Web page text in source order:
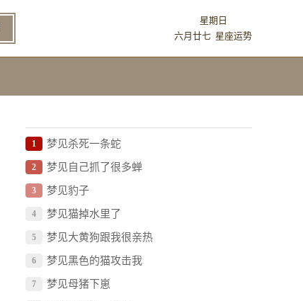
星期日
六月廿七 星座运势
1 梦见杀死一条蛇
2 梦见自己抓了很多蝉
3 梦见豹子
4 梦见猫掉水里了
5 梦见大黄狗跟我很亲热
6 梦见黑色的猫攻击我
7 梦见母猪下崽